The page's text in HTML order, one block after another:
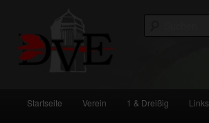
Inhalt
springenDVE
Startseite Verein 1 & Dreißig Links